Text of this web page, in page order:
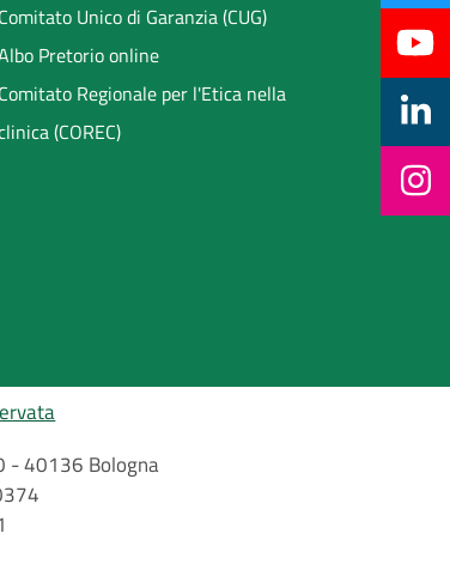
Comitato Unico di Garanzia (CUG)
Pretorio online
Comitato Regionale per l'Etica nella
(COREC)
- 40136 Bologna